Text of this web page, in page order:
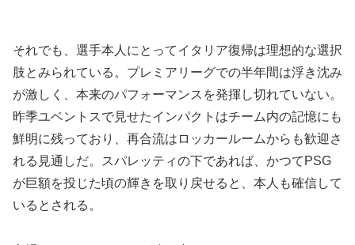
それでも、選手本人にとってイタリア復帰は理想的な選択
肢とみられている。プレミアリーグでの半年間は浮き沈み
が激しく、本来のパフォーマンスを発揮し切れていない。
昨季ユベントスで見せたインパクトはチーム内の記憶にも
鮮明に残っており、再合流はロッカールームからも歓迎さ
れる見通しだ。スパレッティの下であれば、かつてPSG
が巨額を投じた頃の輝きを取り戻せると、本人も確信して
いるとされる。